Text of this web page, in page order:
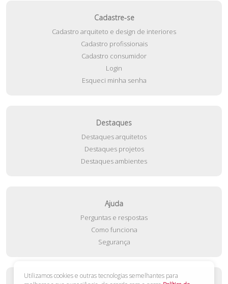
Cadastre-se
Cadastro arquiteto e design de interiores
Cadastro profissionais
Cadastro consumidor
Login
Esqueci minha senha
Destaques
Destaques arquitetos
Destaques projetos
Destaques ambientes
Ajuda
Perguntas e respostas
Como funciona
Segurança
Utilizamos cookies e outras tecnologias semelhantes para